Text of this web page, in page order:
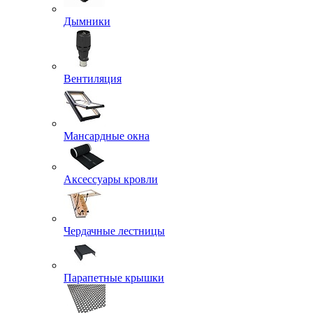
Дымники
Вентиляция
Мансардные окна
Аксессуары кровли
Чердачные лестницы
Парапетные крышки